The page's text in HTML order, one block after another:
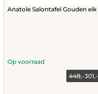
Anatole Salontafel Gouden eik
301,-
Current
448,-
Original
Op voorraad